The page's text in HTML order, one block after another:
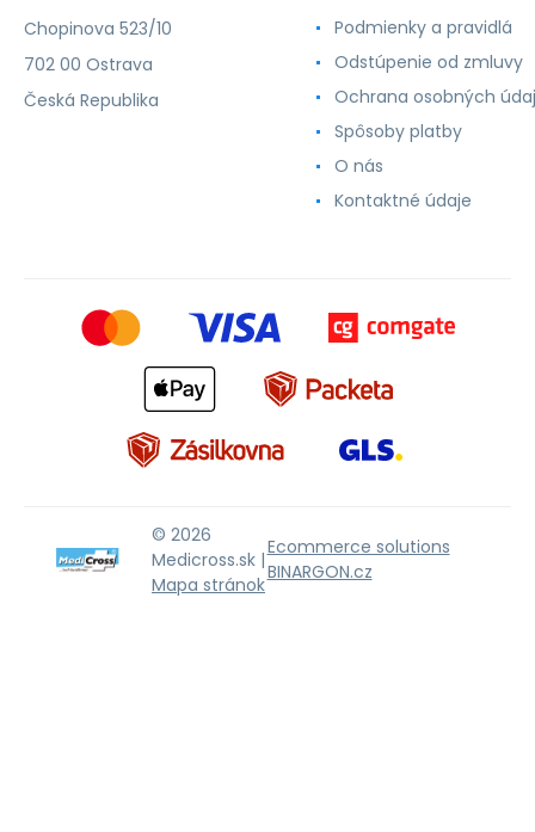
Chopinova 523/10
702 00 Ostrava
Česká Republika
Podmienky a pravidlá
Odstúpenie od zmluvy
Ochrana osobných
Spôsoby platby
O nás
Kontaktné údaje
© 2026
Medicross.sk |
Mapa stránok
Ecommerce solutions
BINARGON.cz